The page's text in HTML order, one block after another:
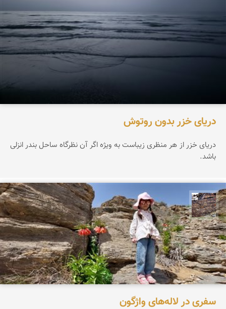
دریای خزر بدون روتوش
دریای خزر از هر منظری زیباست به ویژه اگر آن نظرگاه ساحل بندر انزلی
باشد.
محمد ناصری فرد
سفری در لاله‌های واژگون